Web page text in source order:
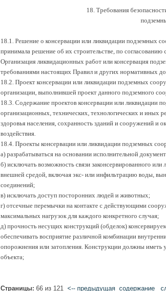
18. Требования
18.1. Решение о консервации или ликвидации подземных
принимала решение об их строительстве, по
Организация ликвидационных работ или консервация
требованиями настоящих Правил и других нормативных
18.2. Проект консервации или ликвидации подземных
организации, выполнившей проект данного подземного
18.3. Содержание проектов консервации или ликвидации
организационных, технических, технологических и иных
здоровья населения, сохранность зданий и сооружений
воздействия.
18.4. Проекты консервации или ликвидации подземных
а) разрабатываться на основании исполнительной
б) исключать возможность связи законсервированного
внешней средой, включая экс- или инфильтрацию воды,
соединений;
в) исключать доступ посторонних людей и животных;
г) отсечные перемычки на контакте с действующими
максимальных нагрузок для каждого конкретного случая;
д) прочность несущих конструкций (обделок)
обеспечивать восприятие различной комбинации
опорожнения или затопления. Конструкции должны иметь
объекта;
Страницы: 66 из 121 <-- предыдущая cодержание